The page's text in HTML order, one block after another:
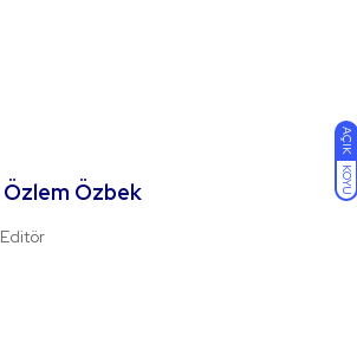
AÇIK
KOYU
Özlem Özbek
Editör